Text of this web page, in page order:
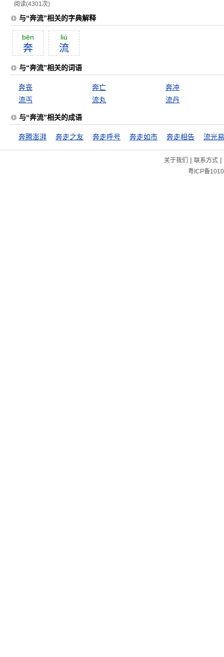
阅读(4301次)
与“奔流”相关的字典解释
bēn
奔
liú
流
与“奔流”相关的词语
奔丧 奔亡
奔冲
流丐
流丸 流丹
与“奔流”相关的成语
奔腾澎湃 奔走之友 奔走呼号 奔走如市 奔走相告 流光
关于我们 | 联系方式|
粤ICP备